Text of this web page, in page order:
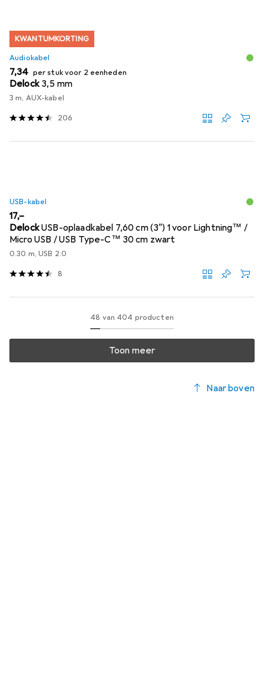
KWANTUMKORTING
Audiokabel
EUR
7,34 per stuk voor 2 eenheden
Delock 3,5 mm
3 m, AUX-kabel
206
USB-kabel
EUR
17,–
DelockUSB-oplaadkabel 7,60 cm (3") 1 voor Lightning™ /
Micro USB / USB Type-C™ 30 cm zwart
0.30 m, USB 2.0
8
48 van 404 producten
Toon meer
Naar boven